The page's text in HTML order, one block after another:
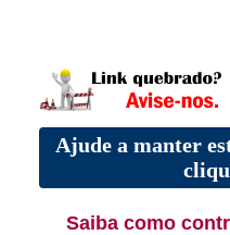
Ajude a manter
Saiba como